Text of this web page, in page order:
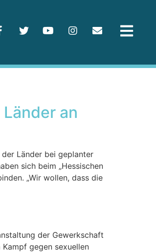
an
Länder bei geplanter
sich beim „Hessischen
„Wir wollen, dass die
der Gewerkschaft
gegen sexuellen